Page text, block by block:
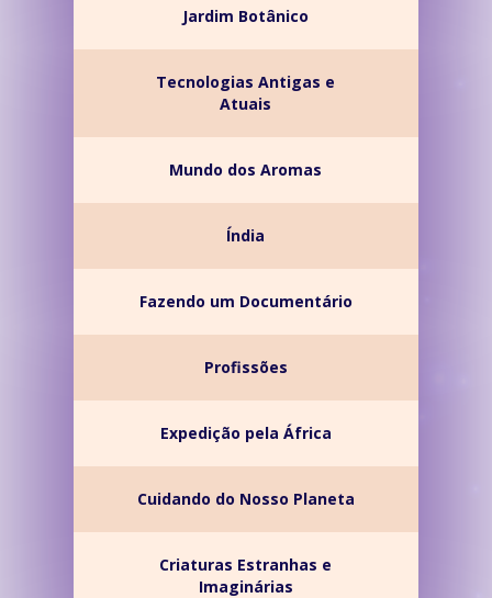
Jardim Botânico
Tecnologias Antigas e
Atuais
Mundo dos Aromas
Índia
Fazendo um Documentário
Profissões
Expedição pela África
Cuidando do Nosso Planeta
Criaturas Estranhas e
Imaginárias